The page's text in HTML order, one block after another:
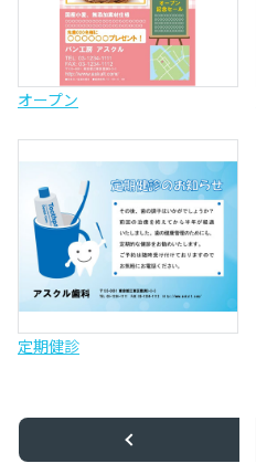
オープン
定期健診